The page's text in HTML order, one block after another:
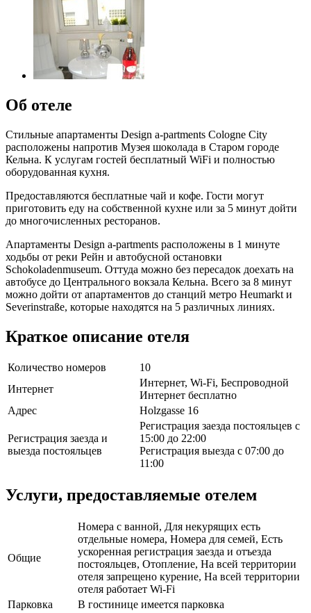
Об отеле
Стильные апартаменты Design a-partments Cologne City
расположены напротив Музея шоколада в Старом городе
Кельна. К услугам гостей бесплатный WiFi и полностью
оборудованная кухня.
Предоставляются бесплатные чай и кофе. Гости могут
приготовить еду на собственной кухне или за 5 минут дойти
до многочисленных ресторанов.
Апартаменты Design a-partments расположены в 1 минуте
ходьбы от реки Рейн и автобусной остановки
Schokoladenmuseum. Оттуда можно без пересадок доехать на
автобусе до Центрального вокзала Кельна. Всего за 8 минут
можно дойти от апартаментов до станций метро Heumarkt и
Severinstraße, ​​которые находятся на 5 различных линиях.
Краткое описание отеля
Количество номеров
10
Интернет
Интернет, Wi-Fi, Беспроводной
Интернет бесплатно
Адрес
Holzgasse 16
Регистрация заезда и
выезда постояльцев
Регистрация заезда постояльцев с
15:00 до 22:00
Регистрация выезда с 07:00 до
11:00
Услуги, предоставляемые отелем
Общие
Номера с ванной, Для некурящих есть
отдельные номера, Номера для семей, Есть
ускоренная регистрация заезда и отъезда
постояльцев, Отопление, На всей территории
отеля запрещено курение, На всей территории
отеля работает Wi-Fi
Парковка
В гостинице имеется парковка